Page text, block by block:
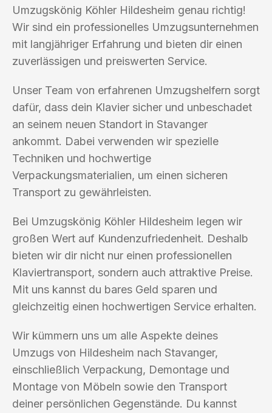
Umzugskönig Köhler Hildesheim genau richtig!
Wir sind ein professionelles Umzugsunternehmen
mit langjähriger Erfahrung und bieten dir einen
zuverlässigen und preiswerten Service.
Unser Team von erfahrenen Umzugshelfern sorgt
dafür, dass dein Klavier sicher und unbeschadet
an seinem neuen Standort in Stavanger
ankommt. Dabei verwenden wir spezielle
Techniken und hochwertige
Verpackungsmaterialien, um einen sicheren
Transport zu gewährleisten.
Bei Umzugskönig Köhler Hildesheim legen wir
großen Wert auf Kundenzufriedenheit. Deshalb
bieten wir dir nicht nur einen professionellen
Klaviertransport, sondern auch attraktive Preise.
Mit uns kannst du bares Geld sparen und
gleichzeitig einen hochwertigen Service erhalten.
Wir kümmern uns um alle Aspekte deines
Umzugs von Hildesheim nach Stavanger,
einschließlich Verpackung, Demontage und
Montage von Möbeln sowie den Transport
deiner persönlichen Gegenstände. Du kannst